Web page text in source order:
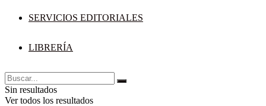
SERVICIOS EDITORIALES
LIBRERÍA
Sin resultados
Ver todos los resultados